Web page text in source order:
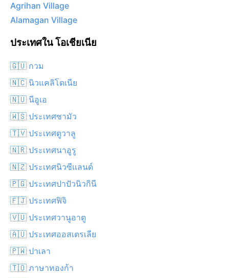
Agrihan Village
Alamagan Village
ประเทศใน โอเชียเนีย
🇬🇺 กวม
🇳🇨 นิวแคลิโดเนีย
🇳🇺 นีอูเอ
🇼🇸 ประเทศซามัว
🇹🇻 ประเทศตูวาลู
🇳🇷 ประเทศนาอูรู
🇳🇿 ประเทศนิวซีแลนด์
🇵🇬 ประเทศปาปัวนิวกินี
🇫🇯 ประเทศฟิจิ
🇻🇺 ประเทศวานูอาตู
🇦🇺 ประเทศออสเตรเลีย
🇵🇼 ปาเลา
🇹🇴 ภาษาทองก้า